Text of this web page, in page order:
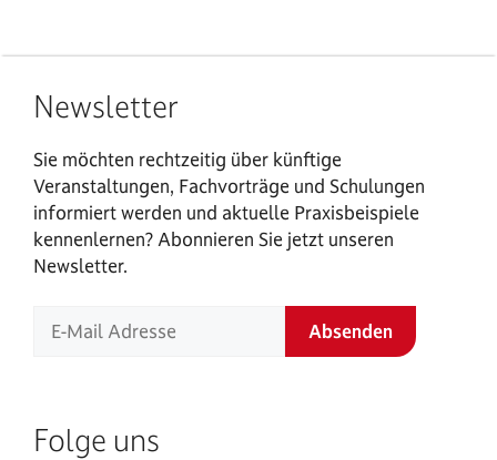
Newsletter
Sie möchten rechtzeitig über künftige
Veranstaltungen, Fachvorträge und Schulungen
informiert werden und aktuelle Praxisbeispiele
kennenlernen? Abonnieren Sie jetzt unseren
Newsletter.
Folge uns